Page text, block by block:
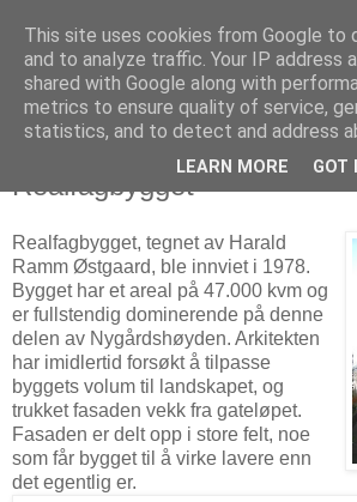
Arkitekturvandring
Bergensarkitektur i ord og bilder
Realfagbygget
Realfagbygget, tegnet av Harald
Ramm Østgaard, ble innviet i 1978.
Bygget har et areal på 47.000 kvm og
er fullstendig dominerende på denne
delen av Nygårdshøyden. Arkitekten
har imidlertid forsøkt å tilpasse
byggets volum til landskapet, og
trukket fasaden vekk fra gateløpet.
Fasaden er delt opp i store felt, noe
som får bygget til å virke lavere enn
det egentlig er.
This site uses cookies from Google to
and to analyze traffic. Your IP address
shared with Google along with
metrics to ensure quality of service,
statistics, and to detect and address
LEARN MORE GOT